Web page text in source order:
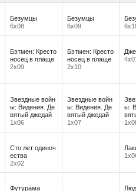
Безумцы
6х08
Безумцы
6х09
Бэтмен: Кресто
носец в плаще
2х09
Бэтмен: Кресто
носец в плаще
2х10
Звездные войн
ы: Видения. Де
вятый джедай
1х06
Звездные войн
ы: Видения. Де
вятый джедай
1х07
ы:
Сто лет одиноч
ества
2х02
Футурама